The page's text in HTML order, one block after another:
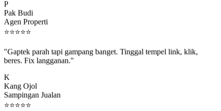
Pak Budi
Agen Properti
⭐⭐⭐⭐⭐
beres. Fix langganan."
Kang Ojol
Sampingan Jualan
⭐⭐⭐⭐⭐